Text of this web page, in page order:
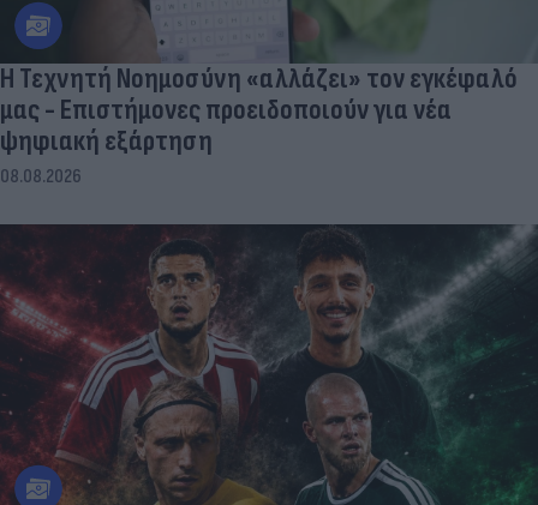
Η Τεχνητή Νοημοσύνη «αλλάζει» τον εγκέφαλό
μας - Eπιστήμονες προειδοποιούν για νέα
ψηφιακή εξάρτηση
08.08.2026